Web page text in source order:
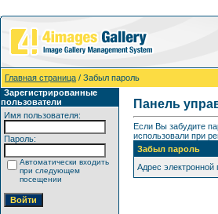
Главная страница / Забыл пароль
Зарегистрированные
пользователи
Имя пользователя:
Пароль:
Автоматически входить
при следующем
посещении
Панель
Если Вы забудите
использовали при
Забыл пароль
Адрес